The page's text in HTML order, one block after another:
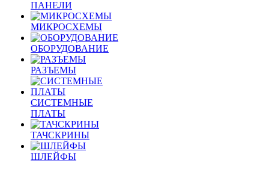
ПАНЕЛИ
МИКРОСХЕМЫ
ОБОРУДОВАНИЕ
РАЗЪЕМЫ
СИСТЕМНЫЕ
ПЛАТЫ
ТАЧСКРИНЫ
ШЛЕЙФЫ